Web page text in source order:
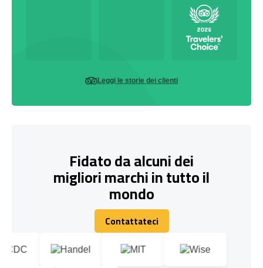
Leggi le storie dei clienti
Fidato da alcuni dei
migliori marchi in tutto il
mondo
Contattateci
Contattateci